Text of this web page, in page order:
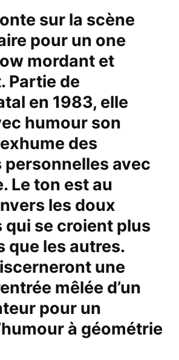
sur la scène
pour un one
mordant et
Partie de
en 1983, elle
humour son
des
avec
Le ton est au
les doux
se croient plus
que les autres.
une
mêlée d’un
pour un
à géométrie